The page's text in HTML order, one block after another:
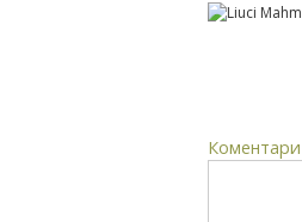
Коментари